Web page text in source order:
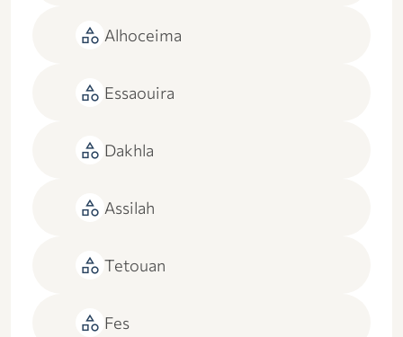
category Alhoceima
category Essaouira
category Dakhla
category Assilah
category Tetouan
category Fes